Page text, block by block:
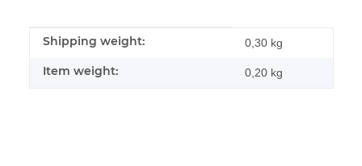
Item information
Value
Shipping weight: 0,30 kg
Item weight: 0,20 kg